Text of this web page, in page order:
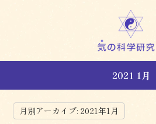
2021 1月
月別アーカイブ: 2021年1月